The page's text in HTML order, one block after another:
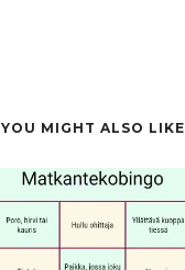
YOU MIGHT ALSO LIKE